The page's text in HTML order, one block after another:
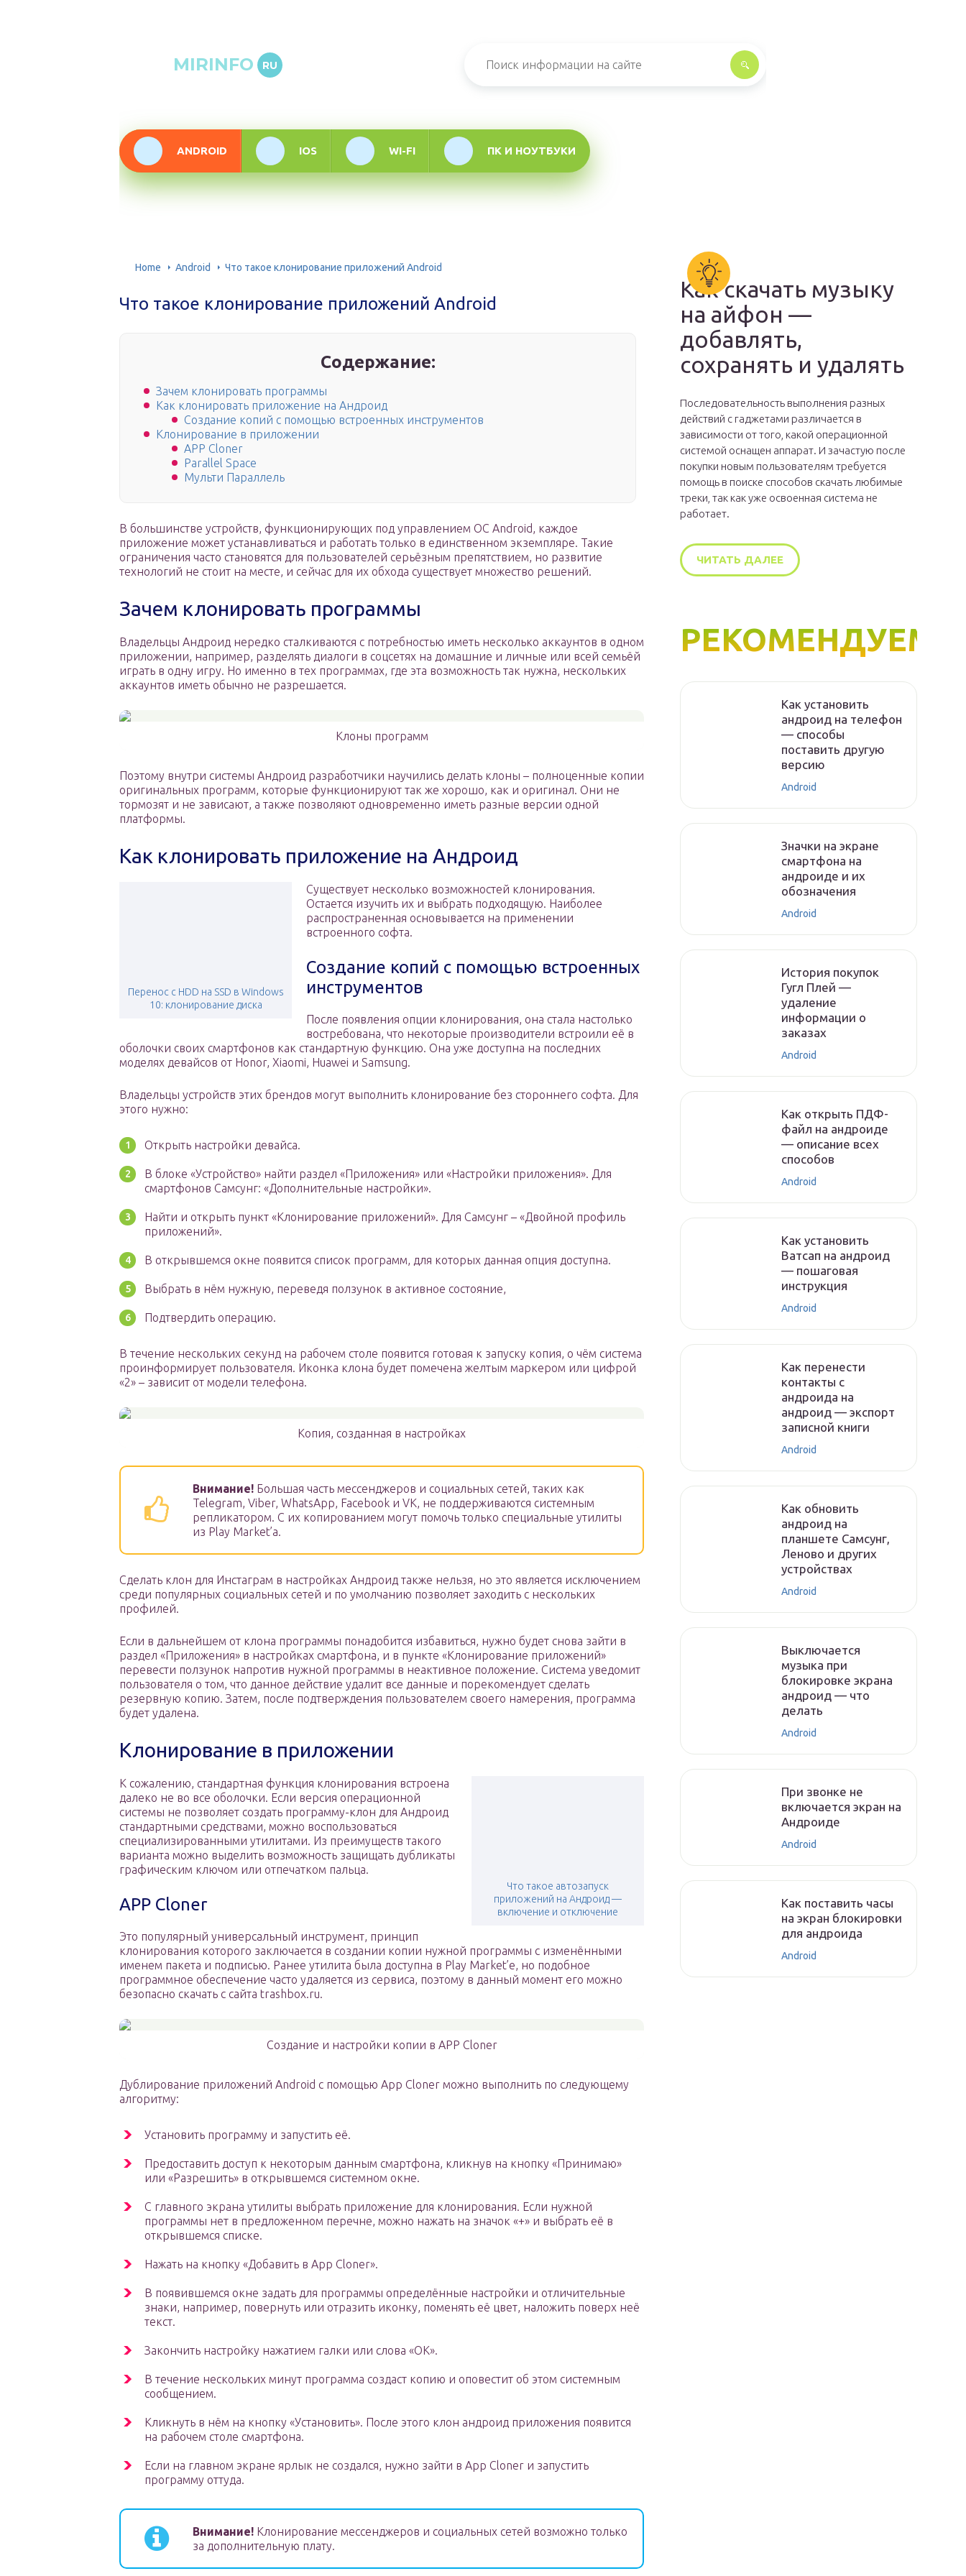
MIRINFO RU
ANDROID IOS WI-FI ПК И НОУТБУКИ
Home Android Что такое клонирование приложений Android
Что такое клонирование приложений Android
Содержание:
Зачем клонировать программы
Как клонировать приложение на Андроид
Создание копий с помощью встроенных инструментов
Клонирование в приложении
APP Cloner
Parallel Space
Мульти Параллель
В большинстве устройств, функционирующих под управлением OC Android, каждое
приложение может устанавливаться и работать только в единственном экземпляре. Такие
ограничения часто становятся для пользователей серьёзным препятствием, но развитие
технологий не стоит на месте, и сейчас для их обхода существует множество решений.
Зачем клонировать программы
Владельцы Андроид нередко сталкиваются с потребностью иметь несколько аккаунтов в одном
приложении, например, разделять диалоги в соцсетях на домашние и личные или всей семьёй
играть в одну игру. Но именно в тех программах, где эта возможность так нужна, нескольких
аккаунтов иметь обычно не разрешается.
Клоны программ
Поэтому внутри системы Андроид разработчики научились делать клоны – полноценные копии
оригинальных программ, которые функционируют так же хорошо, как и оригинал. Они не
тормозят и не зависают, а также позволяют одновременно иметь разные версии одной
платформы.
Как клонировать приложение на Андроид
Перенос с HDD на SSD в Windows
10: клонирование диска
Существует несколько возможностей клонирования.
Остается изучить их и выбрать подходящую. Наиболее
распространенная основывается на применении
встроенного софта.
Создание копий с помощью встроенных
инструментов
После появления опции клонирования, она стала настолько
востребована, что некоторые производители встроили её в
оболочки своих смартфонов как стандартную функцию. Она уже доступна на последних
моделях девайсов от Honor, Xiaomi, Huawei и Samsung.
Владельцы устройств этих брендов могут выполнить клонирование без стороннего софта. Для
этого нужно:
Открыть настройки девайса.
В блоке «Устройство» найти раздел «Приложения» или «Настройки приложения». Для
смартфонов Самсунг: «Дополнительные настройки».
Найти и открыть пункт «Клонирование приложений». Для Самсунг – «Двойной профиль
приложений».
В открывшемся окне появится список программ, для которых данная опция доступна.
Выбрать в нём нужную, переведя ползунок в активное состояние,
Подтвердить операцию.
В течение нескольких секунд на рабочем столе появится готовая к запуску копия, о чём система
проинформирует пользователя. Иконка клона будет помечена желтым маркером или цифрой
«2» – зависит от модели телефона.
Копия, созданная в настройках
Внимание! Большая часть мессенджеров и социальных сетей, таких как
Telegram, Viber, WhatsApp, Facebook и VK, не поддерживаются системным
репликатором. С их копированием могут помочь только специальные утилиты
из Play Market’а.
Сделать клон для Инстаграм в настройках Андроид также нельзя, но это является исключением
среди популярных социальных сетей и по умолчанию позволяет заходить с нескольких
профилей.
Если в дальнейшем от клона программы понадобится избавиться, нужно будет снова зайти в
раздел «Приложения» в настройках смартфона, и в пункте «Клонирование приложений»
перевести ползунок напротив нужной программы в неактивное положение. Система уведомит
пользователя о том, что данное действие удалит все данные и порекомендует сделать
резервную копию. Затем, после подтверждения пользователем своего намерения, программа
будет удалена.
Клонирование в приложении
Что такое автозапуск
приложений на Андроид —
включение и отключение
К сожалению, стандартная функция клонирования встроена
далеко не во все оболочки. Если версия операционной
системы не позволяет создать программу-клон для Андроид
стандартными средствами, можно воспользоваться
специализированными утилитами. Из преимуществ такого
варианта можно выделить возможность защищать дубликаты
графическим ключом или отпечатком пальца.
APP Cloner
Это популярный универсальный инструмент, принцип
клонирования которого заключается в создании копии нужной программы с изменёнными
именем пакета и подписью. Ранее утилита была доступна в Play Market’е, но подобное
программное обеспечение часто удаляется из сервиса, поэтому в данный момент его можно
безопасно скачать с сайта trashbox.ru.
Создание и настройки копии в APP Cloner
Дублирование приложений Android с помощью App Cloner можно выполнить по следующему
алгоритму:
Установить программу и запустить её.
Предоставить доступ к некоторым данным смартфона, кликнув на кнопку «Принимаю»
или «Разрешить» в открывшемся системном окне.
С главного экрана утилиты выбрать приложение для клонирования. Если нужной
программы нет в предложенном перечне, можно нажать на значок «+» и выбрать её в
открывшемся списке.
Нажать на кнопку «Добавить в App Cloner».
В появившемся окне задать для программы определённые настройки и отличительные
знаки, например, повернуть или отразить иконку, поменять её цвет, наложить поверх неё
текст.
Закончить настройку нажатием галки или слова «ОК».
В течение нескольких минут программа создаст копию и оповестит об этом системным
сообщением.
Кликнуть в нём на кнопку «Установить». После этого клон андроид приложения появится
на рабочем столе смартфона.
Если на главном экране ярлык не создался, нужно зайти в App Cloner и запустить
программу оттуда.
Внимание! Клонирование мессенджеров и социальных сетей возможно только
за дополнительную плату.
Как скачать музыку
на айфон —
добавлять,
сохранять и удалять
Последовательность выполнения разных
действий с гаджетами различается в
зависимости от того, какой операционной
системой оснащен аппарат. И зачастую после
покупки новым пользователям требуется
помощь в поиске способов скачать любимые
треки, так как уже освоенная система не
работает.
ЧИТАТЬ ДАЛЕЕ
РЕКОМЕНДУЕМ
Как установить
андроид на телефон
— способы
поставить другую
версию
Android
Значки на экране
смартфона на
андроиде и их
обозначения
Android
История покупок
Гугл Плей —
удаление
информации о
заказах
Android
Как открыть ПДФ-
файл на андроиде
— описание всех
способов
Android
Как установить
Ватсап на андроид
— пошаговая
инструкция
Android
Как перенести
контакты с
андроида на
андроид — экспорт
записной книги
Android
Как обновить
андроид на
планшете Самсунг,
Леново и других
устройствах
Android
Выключается
музыка при
блокировке экрана
андроид — что
делать
Android
При звонке не
включается экран на
Андроиде
Android
Как поставить часы
на экран блокировки
для андроида
Android